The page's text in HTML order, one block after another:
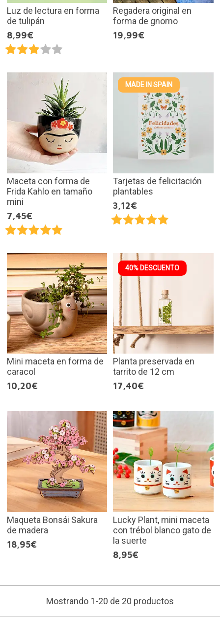
Luz de lectura en forma
de tulipán
8,99€
Regadera original en
forma de gnomo
19,99€
Maceta con forma de
Frida Kahlo en tamaño
mini
7,45€
MADE IN SPAIN
Tarjetas de felicitación
plantables
3,12€
Mini maceta en forma de
caracol
10,20€
40% DESCUENTO
Planta preservada en
tarrito de 12 cm
17,40€
Maqueta Bonsái Sakura
de madera
18,95€
Lucky Plant, mini maceta
con trébol blanco gato de
la suerte
8,95€
Mostrando 1-20 de 20 productos